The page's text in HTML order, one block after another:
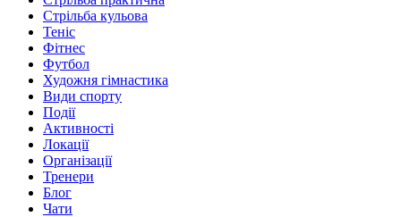
Стрільба кульова
Теніс
Фітнес
Футбол
Художня гімнастика
Види спорту
Події
Активності
Локації
Організації
Тренери
Блог
Чати